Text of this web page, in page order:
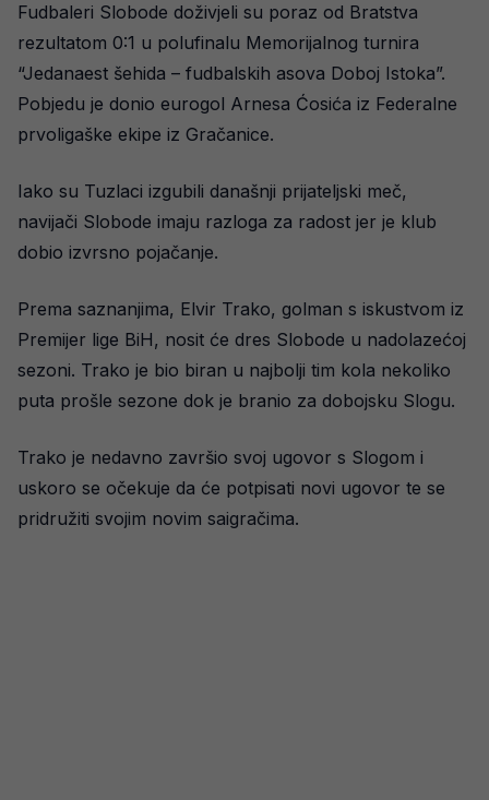
Fudbaleri Slobode doživjeli su poraz od Bratstva
rezultatom 0:1 u polufinalu Memorijalnog turnira
“Jedanaest šehida – fudbalskih asova Doboj Istoka”.
Pobjedu je donio eurogol Arnesa Ćosića iz Federalne
prvoligaške ekipe iz Gračanice.
Iako su Tuzlaci izgubili današnji prijateljski meč,
navijači Slobode imaju razloga za radost jer je klub
dobio izvrsno pojačanje.
Prema saznanjima, Elvir Trako, golman s iskustvom iz
Premijer lige BiH, nosit će dres Slobode u nadolazećoj
sezoni. Trako je bio biran u najbolji tim kola nekoliko
puta prošle sezone dok je branio za dobojsku Slogu.
Trako je nedavno završio svoj ugovor s Slogom i
uskoro se očekuje da će potpisati novi ugovor te se
pridružiti svojim novim saigračima.